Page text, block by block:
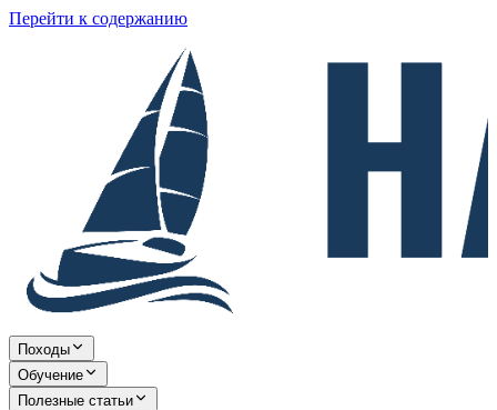
Перейти к содержанию
Походы
Обучение
Полезные статьи